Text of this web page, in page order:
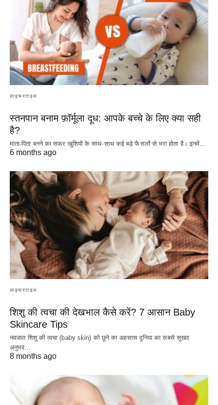
लाइफस्टाइल
स्तनपान बनाम फ़ॉर्मूला दूध: आपके बच्चे के लिए क्या सही
है?
माता-पिता बनने का सफर खुशियों के साथ-साथ कई बड़े फैसलों से भरा होता है। इनमें…
6 months ago
लाइफस्टाइल
शिशु की त्वचा की देखभाल कैसे करें? 7 आसान Baby
Skincare Tips
नवजात शिशु की त्वचा (baby skin) को छूने का अहसास दुनिया का सबसे सुखद
अनुभव…
8 months ago